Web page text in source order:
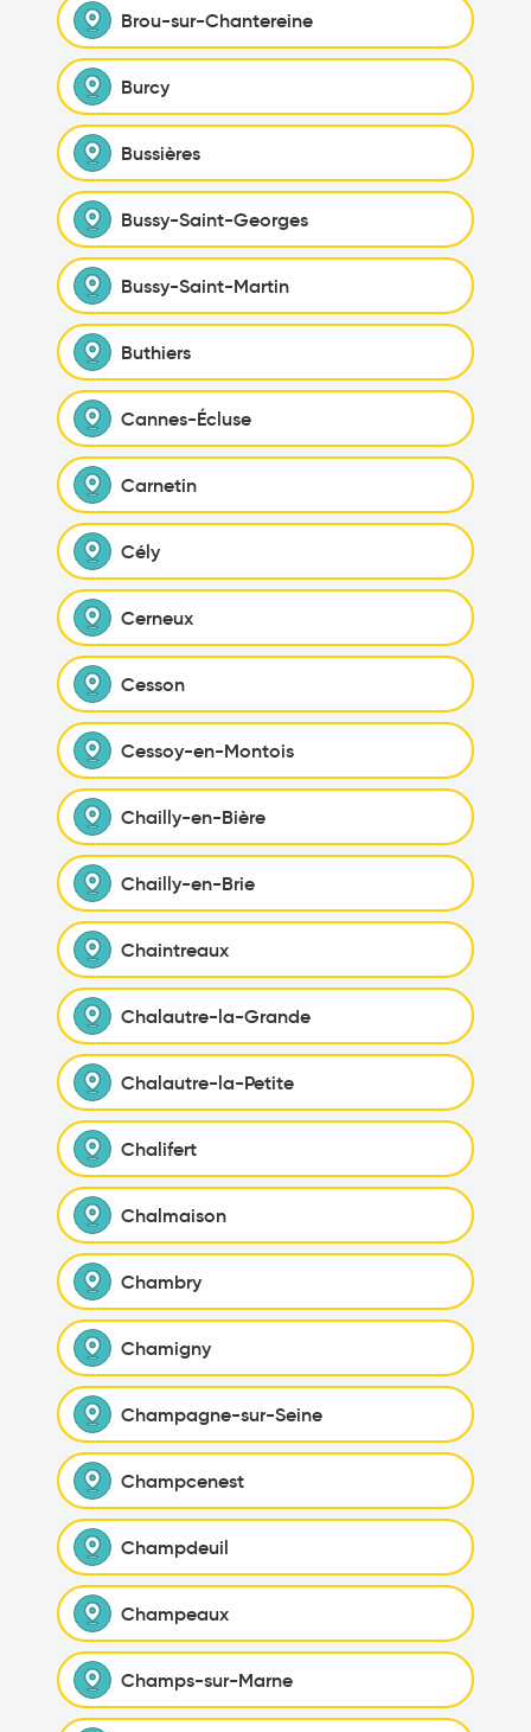
Brou-sur-Chantereine
Burcy
Bussières
Bussy-Saint-Georges
Bussy-Saint-Martin
Buthiers
Cannes-Écluse
Carnetin
Cély
Cerneux
Cesson
Cessoy-en-Montois
Chailly-en-Bière
Chailly-en-Brie
Chaintreaux
Chalautre-la-Grande
Chalautre-la-Petite
Chalifert
Chalmaison
Chambry
Chamigny
Champagne-sur-Seine
Champcenest
Champdeuil
Champeaux
Champs-sur-Marne